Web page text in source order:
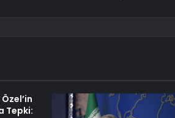
Tepki: